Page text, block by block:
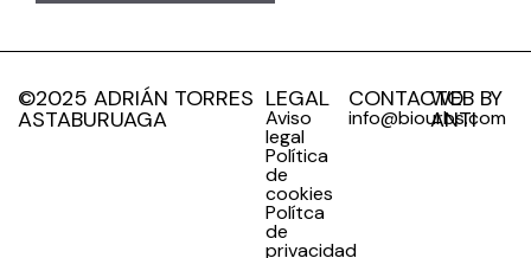
©2025 ADRIÁN TORRES
ASTABURUAGA
LEGAL
Aviso
legal
Política
de
cookies
Polítca
de
privacidad
CONTACTO
info@biourbs.com
WEB BY
ANTI